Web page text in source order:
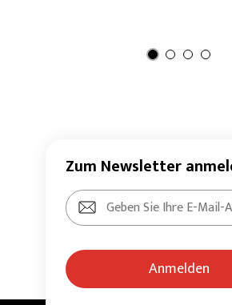
Zum Newsletter
Anmelden